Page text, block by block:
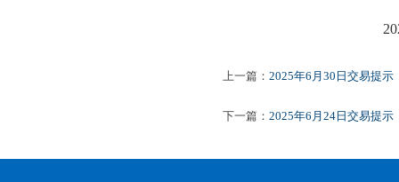
2025
上一篇： 2025年6月30日交易提示
下一篇： 2025年6月24日交易提示